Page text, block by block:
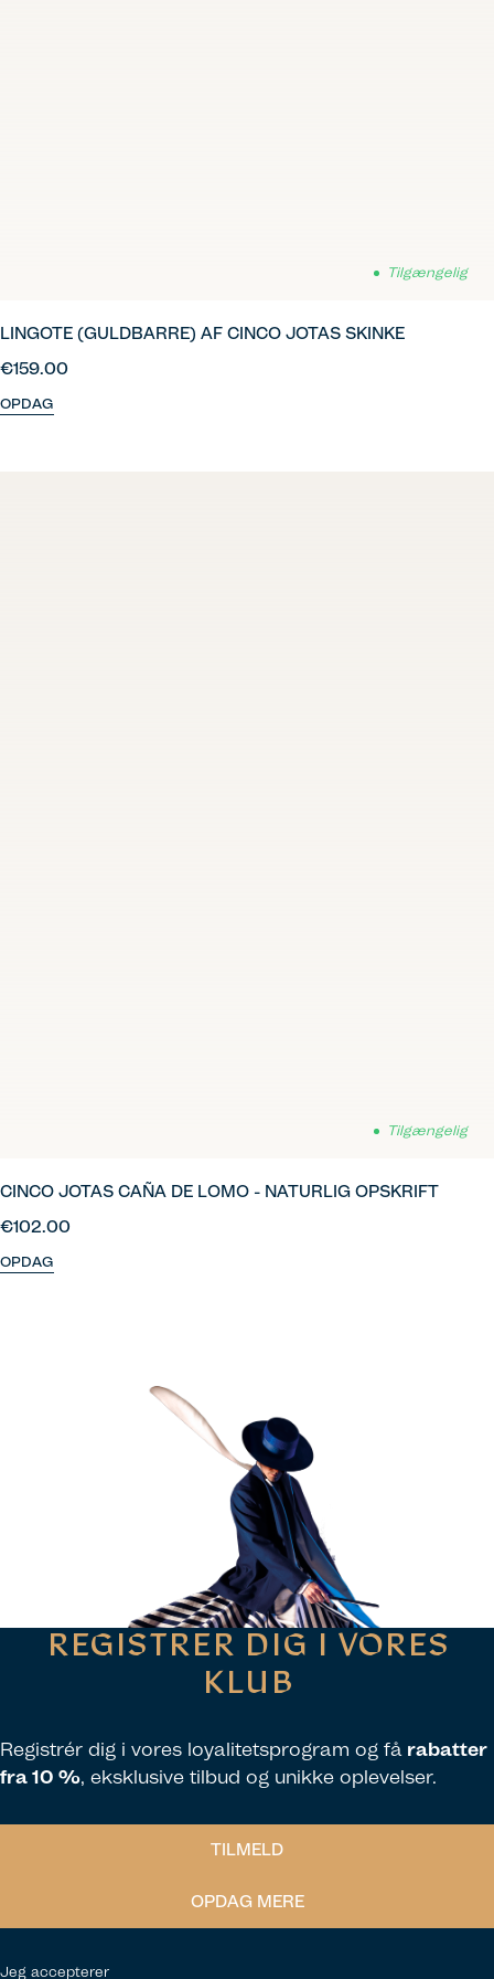
Tilgængelig
LINGOTE (GULDBARRE) AF CINCO JOTAS SKINKE
€159.00
OPDAG
Tilgængelig
CINCO JOTAS CAÑA DE LOMO - NATURLIG OPSKRIFT
€102.00
OPDAG
REGISTRER DIG I VORES
KLUB
Registrér dig i vores loyalitetsprogram og få rabatter
fra 10 %, eksklusive tilbud og unikke oplevelser.
TILMELD
OPDAG MERE
Jeg accepterer